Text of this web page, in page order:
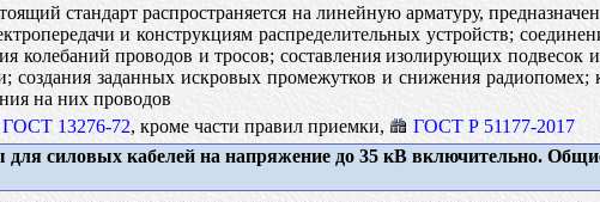
стандарт распространяется на линейную арматуру,
и конструкциям распределительных устройств;
колебаний проводов и тросов; составления изолирующих подвесок
создания заданных искровых промежутков и снижения
на них проводов
ГОСТ 13276-72, кроме части правил приемки,
ГОСТ Р 51177-2017
силовых кабелей на напряжение до 35 кВ включительно.